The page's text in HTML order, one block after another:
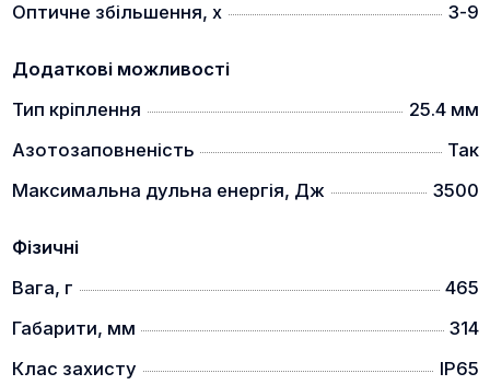
Оптичне збільшення, x
3-9
Додаткові можливості
Тип кріплення
25.4 мм
Азотозаповненість
Так
Максимальна дульна енергія, Дж
3500
Фізичні
Вага, г
465
Габарити, мм
314
Клас захисту
IP65